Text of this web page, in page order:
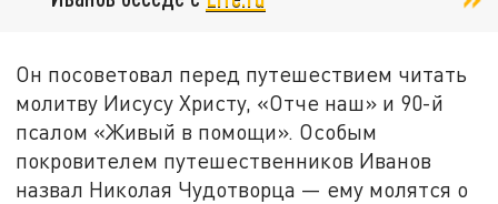
Он посоветовал перед путешествием читать
молитву Иисусу Христу, «Отче наш» и 90-й
псалом «Живый в помощи». Особым
покровителем путешественников Иванов
назвал Николая Чудотворца — ему молятся о